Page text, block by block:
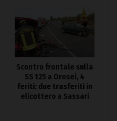
Scontro frontale sulla
SS 125 a Orosei, 4
feriti: due trasferiti in
elicottero a Sassari